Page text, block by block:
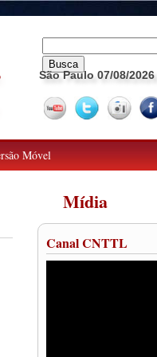
São Paulo 07/08/2026
Móvel
Mídia
Canal CNTTL